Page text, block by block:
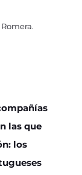
las que
los